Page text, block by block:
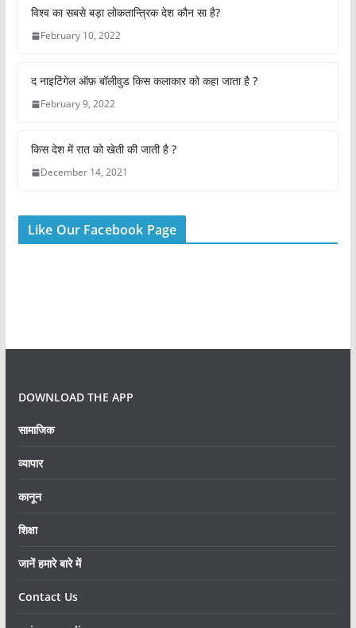
e
b
o
o
s
A
p
p
er e l e
विश्व का सबसे बड़ा लोकतान्त्रिक देश कौन सा है?
February 10, 2022
द नाइटिंगेल ऑफ़ बॉलीवुड किस कलाकार को कहा जाता है ?
February 9, 2022
किस देश में रात को खेती की जाती है ?
December 14, 2021
Like Our Facebook Page
DOWNLOAD THE APP
सामाजिक
व्यापार
कानून
शिक्षा
जानें हमारे बारे में
Contact Us